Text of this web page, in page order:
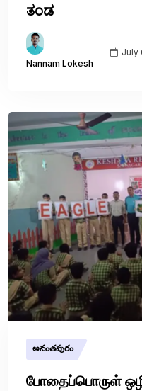
ತಂಡ
Nannam Lokesh
July
అనంతపురం
போதைப்பொருள்